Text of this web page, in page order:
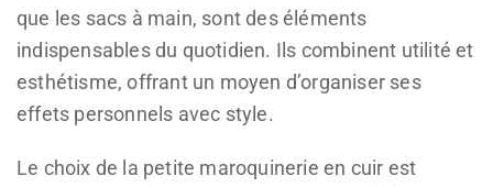
que les sacs à main, sont des éléments
indispensables du quotidien. Ils combinent utilité et
esthétisme, offrant un moyen d’organiser ses
effets personnels avec style.
Le choix de la petite maroquinerie en cuir est